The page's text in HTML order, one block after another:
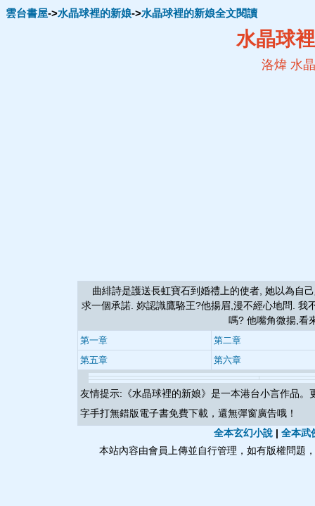
雲台書屋->水晶球裡的新娘->水晶球裡的新娘全文閱讀
水晶球
洛煒 水
曲緋詩是護送長虹寶石到婚禮上的使者, 她以為自
求一個承諾. 妳認識鷹駱王?他揚眉,漫不經心地問.
嗎? 他嘴角微揚,看
第一章
第二章
第五章
第六章
友情提示:《水晶球裡的新娘》是一本港台小言作品。
字手打無錯版電子書免費下載，還無彈窗廣告哦！
全本玄幻小說 | 全本武
本站內容由會員上傳並自行管理，如有版權問題